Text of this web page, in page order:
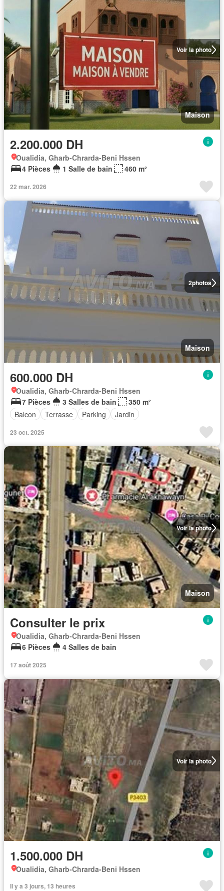
Voir la photo
Maison
2.200.000 DH
Oualidia, Gharb-Chrarda-Beni Hssen
4 Pièces
1 Salle de bain 460 m²
22 mar. 2026
2photos
Maison
600.000 DH
Oualidia, Gharb-Chrarda-Beni Hssen
7 Pièces
3 Salles de bain
350 m²
Balcon
Terrasse Parking Jardin
23 oct. 2025
Voir la photo
Maison
Consulter le prix
Oualidia, Gharb-Chrarda-Beni Hssen
6 Pièces
4 Salles de bain
17 août 2025
Voir la photo
1.500.000 DH
Oualidia, Gharb-Chrarda-Beni Hssen
Il y a 3 jours, 13 heures